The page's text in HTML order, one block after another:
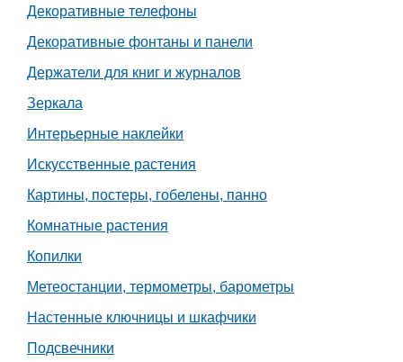
Погода
Еще
Декоративные телефоны
Декоративные фонтаны и панели
Держатели для книг и журналов
Зеркала
Интерьерные наклейки
Искусственные растения
Картины, постеры, гобелены, панно
Комнатные растения
Копилки
Метеостанции, термометры, барометры
Настенные ключницы и шкафчики
Подсвечники